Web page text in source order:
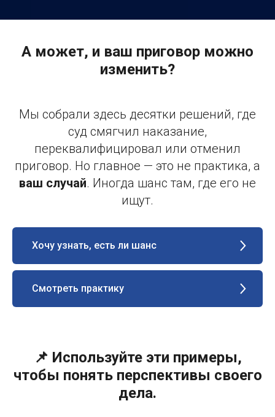
А может, и ваш приговор можно
изменить?
Мы собрали здесь десятки решений, где
суд смягчил наказание,
переквалифицировал или отменил
приговор. Но главное — это не практика, а
ваш случай. Иногда шанс там, где его не
ищут.
Хочу узнать, есть ли шанс
Смотреть практику
📌 Используйте эти примеры,
чтобы понять перспективы своего
дела.